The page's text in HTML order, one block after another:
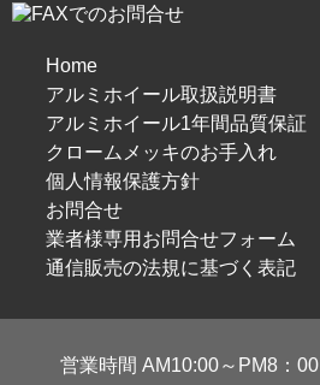
Home
アルミホイール取扱説明書
アルミホイール1年間品質保証
クロームメッキのお手入れ
個人情報保護方針
お問合せ
業者様専用お問合せフォーム
通信販売の法規に基づく表記
営業時間 AM10:00～PM8：00